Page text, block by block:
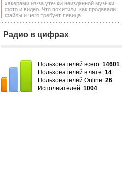
хакерами из-за утечки неизданной музыки,
фото и видео. Что похитили, как продавали
файлы и чего требует певица.
Радио в цифрах
Пользователей всего: 14601
Пользователей в чате: 14
Пользователей Online: 26
Исполнителей: 1004